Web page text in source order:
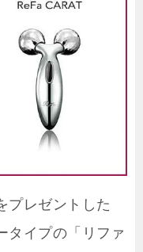
プレゼントした
タイプの「リファ